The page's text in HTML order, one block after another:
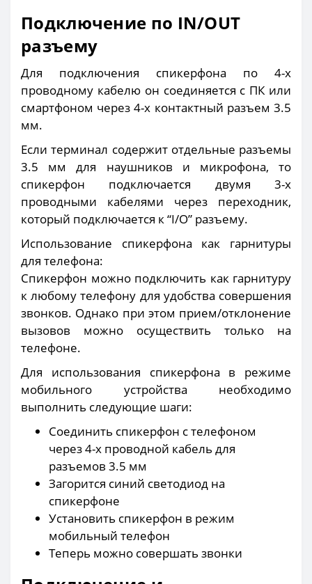
Подключение по IN/OUT
разъему
Для подключения спикерфона по 4-х
проводному кабелю он соединяется с ПК или
смартфоном через 4-х контактный разъем 3.5
мм.
Если терминал содержит отдельные разъемы
3.5 мм для наушников и микрофона, то
спикерфон подключается двумя 3-х
проводными кабелями через переходник,
который подключается к “I/O” разъему.
Использование спикерфона как гарнитуры
для телефона:
Спикерфон можно подключить как гарнитуру
к любому телефону для удобства совершения
звонков. Однако при этом прием/отклонение
вызовов можно осуществить только на
телефоне.
Для использования спикерфона в режиме
мобильного устройства необходимо
выполнить следующие шаги:
Соединить спикерфон с телефоном
через 4-х проводной кабель для
разъемов 3.5 мм
Загорится синий светодиод на
спикерфоне
Установить спикерфон в режим
мобильный телефон
Теперь можно совершать звонки